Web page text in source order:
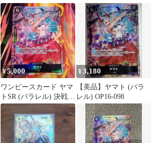
OP04-112
¥5,000
ワンピースカード ヤマ
トSR (パラレル) 決戦の
刻OP16-098
¥3,180
【美品】ヤマト (パラ
レル) OP16-098